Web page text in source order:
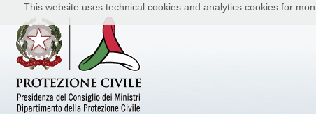
This website uses technical cookies and analytics cookies for